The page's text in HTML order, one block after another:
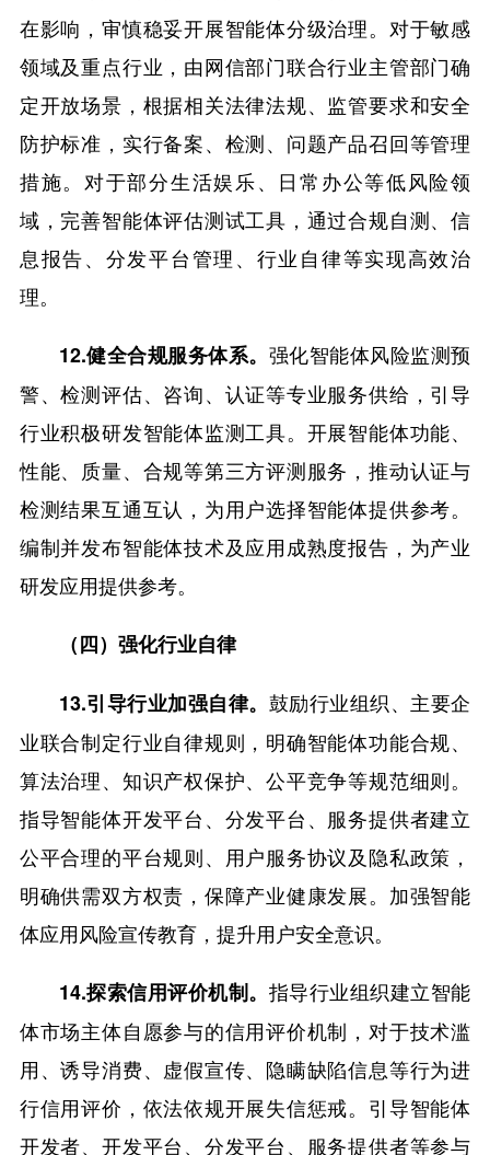
在影响，审慎稳妥开展智能体分级治理。对于敏感
领域及重点行业，由网信部门联合行业主管部门确
定开放场景，根据相关法律法规、监管要求和安全
防护标准，实行备案、检测、问题产品召回等管理
措施。对于部分生活娱乐、日常办公等低风险领
域，完善智能体评估测试工具，通过合规自测、信
息报告、分发平台管理、行业自律等实现高效治
理。
12.健全合规服务体系。 强化智能体风险监测预
警、检测评估、咨询、认证等专业服务供给，引导
行业积极研发智能体监测工具。开展智能体功能、
性能、质量、合规等第三方评测服务，推动认证与
检测结果互通互认，为用户选择智能体提供参考。
编制并发布智能体技术及应用成熟度报告，为产业
研发应用提供参考。
（四）强化行业自律
13.引导行业加强自律。 鼓励行业组织、主要企
业联合制定行业自律规则，明确智能体功能合规、
算法治理、知识产权保护、公平竞争等规范细则。
指导智能体开发平台、分发平台、服务提供者建立
公平合理的平台规则、用户服务协议及隐私政策，
明确供需双方权责，保障产业健康发展。加强智能
体应用风险宣传教育，提升用户安全意识。
14.探索信用评价机制。 指导行业组织建立智能
体市场主体自愿参与的信用评价机制，对于技术滥
用、诱导消费、虚假宣传、隐瞒缺陷信息等行为进
行信用评价，依法依规开展失信惩戒。引导智能体
开发者、开发平台、分发平台、服务提供者等参与